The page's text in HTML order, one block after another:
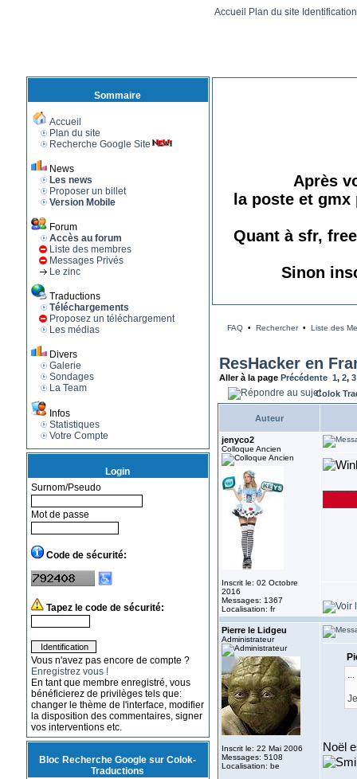
Accueil Plan du site
Sommaire
Accueil
Plan du site
Recherche Google Site
News
Les news
Proposer un billet
Version Mobile
Forum
Accès au forum
Liste des membres
Messages Privés
Le zinc
Traductions
Téléchargements
Proposez un téléchargement
Les médias
Divers
Galerie
Sondages
La Team
Infos
Statistiques
Votre Compte
Login
Surnom/Pseudo
Mot de passe
Code de sécurité:
Tapez le code de sécurité:
Vous n'avez pas encore de compte ?
Enregistrez vous !
En tant que membre enregistré, vous
bénéficierez de privilèges tels que:
changer le thème de l'interface, modifier
la disposition des commentaires, signer
vos interventions etc.
Bloc Recherche Google sur Colok-
Traductions
Après
la poste et
Quant à sfr,
Sinon
FAQ• Rechercher• Liste des
ResHacker en
Aller à la page Précédente 1, 2, 3
Colok
Auteur
jenyco2
Colloque Ancien
Inscrit le: 02 Octobre
2016
Messages: 1367
Localisation: fr
Pierre le Lidgeu
Administrateur
Inscrit le: 22 Mai 2006
Messages: 5108
Localisation: be
...
Noël